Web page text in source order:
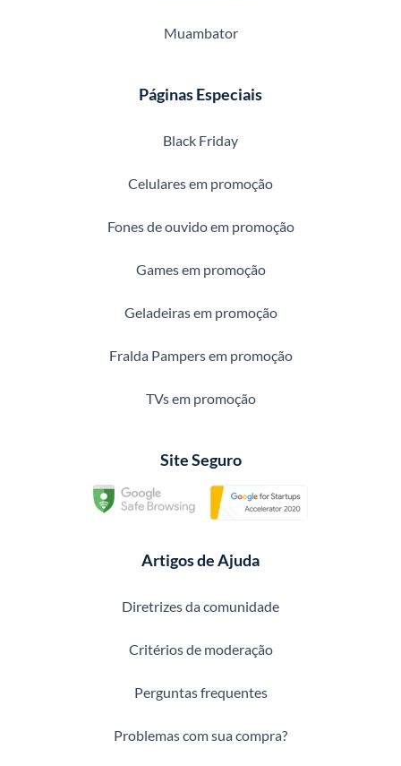
Muambator
Páginas Especiais
Black Friday
Celulares em promoção
Fones de ouvido em promoção
Games em promoção
Geladeiras em promoção
Fralda Pampers em promoção
TVs em promoção
Site Seguro
Artigos de Ajuda
Diretrizes da comunidade
Critérios de moderação
Perguntas frequentes
Problemas com sua compra?